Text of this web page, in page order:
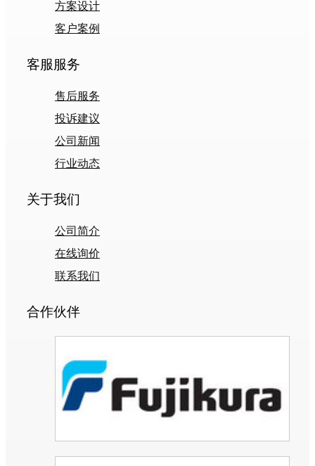
方案设计
客户案例
客服服务
售后服务
投诉建议
公司新闻
行业动态
关于我们
公司简介
在线询价
联系我们
合作伙伴